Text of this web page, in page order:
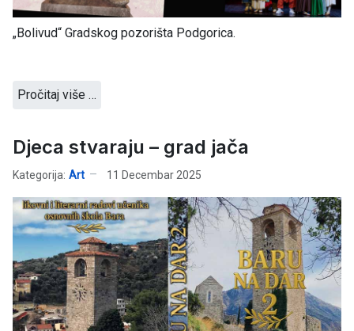
„Bolivud“ Gradskog pozorišta Podgorica.
Pročitaj više …
Djeca stvaraju – grad jača
Kategorija: Art 11 Decembar 2025